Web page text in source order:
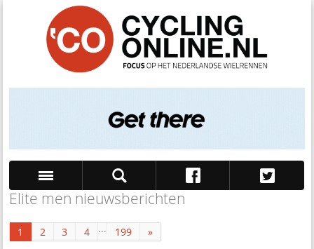
Elite men nieuwsberichten
1 2 3 4 ... 199 »